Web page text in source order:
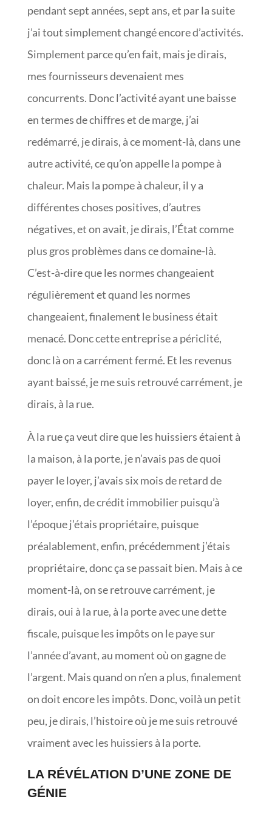
pendant sept années, sept ans, et par la suite
j’ai tout simplement changé encore d’activités.
Simplement parce qu’en fait, mais je dirais,
mes fournisseurs devenaient mes
concurrents. Donc l’activité ayant une baisse
en termes de chiffres et de marge, j’ai
redémarré, je dirais, à ce moment-là, dans une
autre activité, ce qu’on appelle la pompe à
chaleur. Mais la pompe à chaleur, il y a
différentes choses positives, d’autres
négatives, et on avait, je dirais, l’État comme
plus gros problèmes dans ce domaine-là.
C’est-à-dire que les normes changeaient
régulièrement et quand les normes
changeaient, finalement le business était
menacé. Donc cette entreprise a périclité,
donc là on a carrément fermé. Et les revenus
ayant baissé, je me suis retrouvé carrément, je
dirais, à la rue.
À la rue ça veut dire que les huissiers étaient à
la maison, à la porte, je n’avais pas de quoi
payer le loyer, j’avais six mois de retard de
loyer, enfin, de crédit immobilier puisqu’à
l’époque j’étais propriétaire, puisque
préalablement, enfin, précédemment j’étais
propriétaire, donc ça se passait bien. Mais à ce
moment-là, on se retrouve carrément, je
dirais, oui à la rue, à la porte avec une dette
fiscale, puisque les impôts on le paye sur
l’année d’avant, au moment où on gagne de
l’argent. Mais quand on n’en a plus, finalement
on doit encore les impôts. Donc, voilà un petit
peu, je dirais, l’histoire où je me suis retrouvé
vraiment avec les huissiers à la porte.
LA RÉVÉLATION D’UNE ZONE DE
GÉNIE